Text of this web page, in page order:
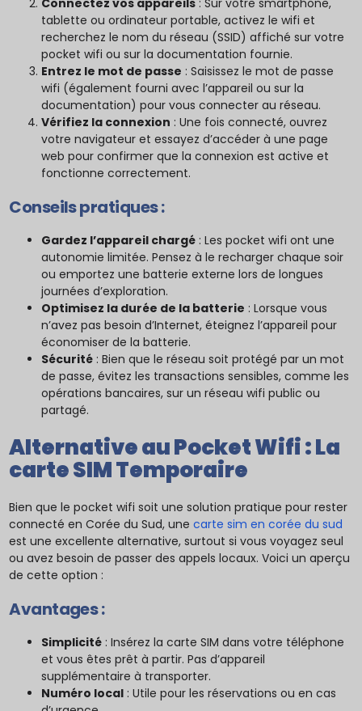
tablette ou ordinateur portable, activez le wifi et
recherchez le nom du réseau (SSID) affiché sur votre
pocket wifi ou sur la documentation fournie.
Entrez le mot de passe : Saisissez le mot de passe
wifi (également fourni avec l’appareil ou sur la
documentation) pour vous connecter au réseau.
Vérifiez la connexion : Une fois connecté, ouvrez
votre navigateur et essayez d’accéder à une page
web pour confirmer que la connexion est active et
fonctionne correctement.
Conseils pratiques :
Gardez l’appareil chargé : Les pocket wifi ont une
autonomie limitée. Pensez à le recharger chaque soir
ou emportez une batterie externe lors de longues
journées d’exploration.
Optimisez la durée de la batterie : Lorsque vous
n’avez pas besoin d’Internet, éteignez l’appareil pour
économiser de la batterie.
Sécurité : Bien que le réseau soit protégé par un mot
de passe, évitez les transactions sensibles, comme les
opérations bancaires, sur un réseau wifi public ou
partagé.
Alternative au Pocket Wifi : La
carte SIM Temporaire
Bien que le pocket wifi soit une solution pratique pour rester
connecté en Corée du Sud, unecarte sim en corée du sud
est une excellente alternative, surtout si vous voyagez seul
ou avez besoin de passer des appels locaux. Voici un aperçu
de cette option :
Avantages :
Simplicité : Insérez la carte SIM dans votre téléphone
et vous êtes prêt à partir. Pas d’appareil
supplémentaire à transporter.
Numéro local : Utile pour les réservations ou en cas